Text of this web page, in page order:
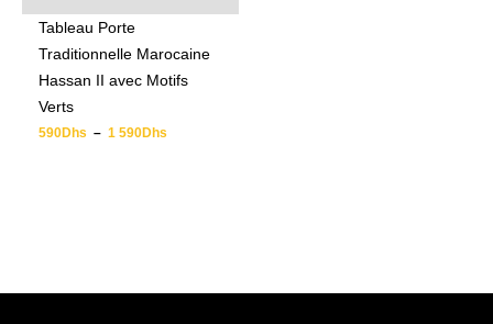
Tableau Porte
Traditionnelle Marocaine
Hassan II avec Motifs
Verts
590Dhs – 1 590Dhs